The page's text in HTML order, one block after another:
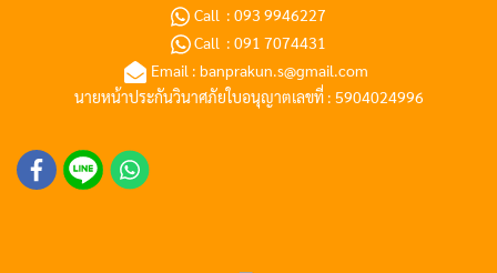
Call :093 9946227
Call : 091 7074431
Email : banprakun.s@gmail.com
นายหน้าประกันวินาศภัยใบอนุญาตเลขที่ : 5904024996